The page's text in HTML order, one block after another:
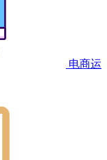
电商运